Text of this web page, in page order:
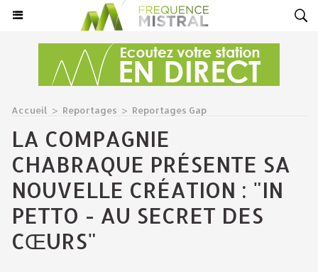
Accueil > Reportages > Reportages Gap
LA COMPAGNIE
CHABRAQUE PRÉSENTE SA
NOUVELLE CRÉATION : "IN
PETTO - AU SECRET DES
CŒURS"